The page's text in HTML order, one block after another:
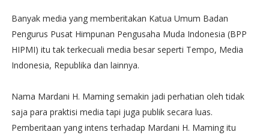
Banyak media yang memberitakan Katua Umum Badan
Pengurus Pusat Himpunan Pengusaha Muda Indonesia (BPP
HIPMI) itu tak terkecuali media besar seperti Tempo, Media
Indonesia, Republika dan lainnya.
Nama Mardani H. Maming semakin jadi perhatian oleh tidak
saja para praktisi media tapi juga publik secara luas.
Pemberitaan yang intens terhadap Mardani H. Maming itu